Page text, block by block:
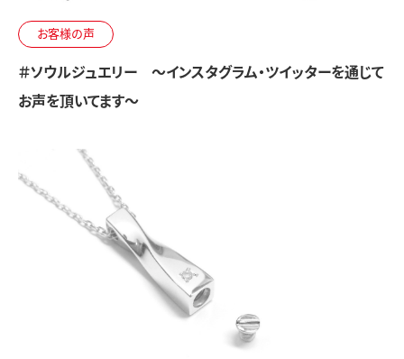
お客様の声
＃ソウルジュエリー ～インスタグラム・ツイッターを通じて
お声を頂いてます～